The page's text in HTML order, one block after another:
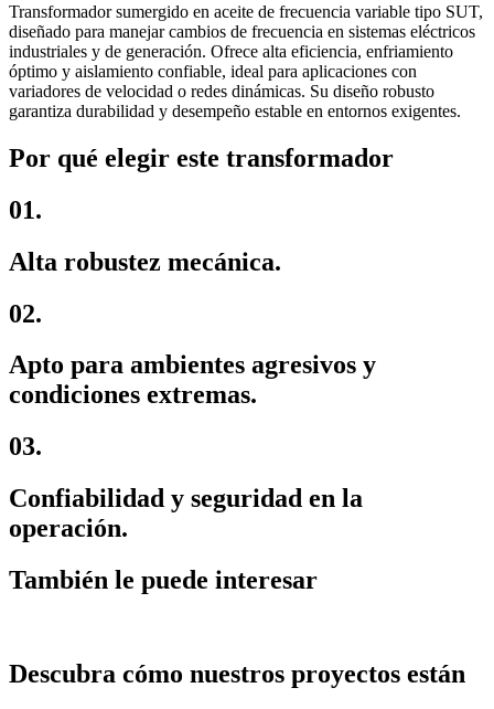
Transformador sumergido en aceite de frecuencia variable tipo SUT,
diseñado para manejar cambios de frecuencia en sistemas eléctricos
industriales y de generación. Ofrece alta eficiencia, enfriamiento
óptimo y aislamiento confiable, ideal para aplicaciones con
variadores de velocidad o redes dinámicas. Su diseño robusto
garantiza durabilidad y desempeño estable en entornos exigentes.
Por qué elegir este transformador
01.
Alta robustez mecánica.
02.
Apto para ambientes agresivos y
condiciones extremas.
03.
Confiabilidad y seguridad en la
operación.
También le puede interesar
Descubra cómo nuestros proyectos están